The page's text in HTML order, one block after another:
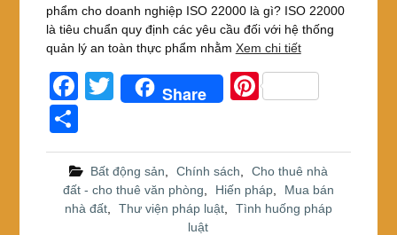
phẩm cho doanh nghiệp ISO 22000 là gì? ISO 22000
là tiêu chuẩn quy định các yêu cầu đối với hệ thống
quản lý an toàn thực phẩm nhằm Xem chi tiết
F
a
c
e
b
T
er
Share
Pi
e
st
h
ar
e
Bất động sản Chính sách
Cho thuê nhà
đất - cho thuê văn phòng
Hiến pháp,
Mua bán
nhà đất, Thư viện pháp luật,
Tình huống pháp
luật